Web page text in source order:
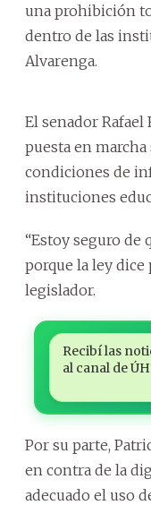
una prohibición
dentro de las
Alvarenga.
El senador
puesta en
condiciones de
instituciones
“Estoy seguro de
porque la ley dice
legislador.
Recibí las
al canal de
Por su parte,
en contra de la
adecuado el uso